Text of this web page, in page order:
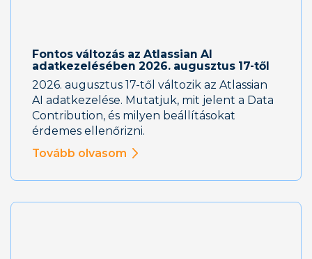
Fontos változás az Atlassian AI
adatkezelésében 2026. augusztus 17-től
2026. augusztus 17-től változik az Atlassian
AI adatkezelése. Mutatjuk, mit jelent a Data
Contribution, és milyen beállításokat
érdemes ellenőrizni.
Tovább olvasom